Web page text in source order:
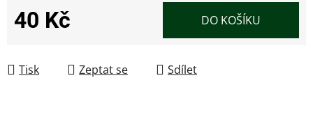
40 Kč DO KOŠÍKU
Tisk Zeptat se Sdílet